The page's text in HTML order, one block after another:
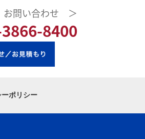
問い合わせ ＞
8400
ポリシー